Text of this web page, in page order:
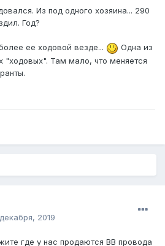
Из под одного хозяина... 290
Год?
ее ходовой везде...
Одна из
"ходовых". Там мало, что меняется
2019
где у нас продаются ВВ провода